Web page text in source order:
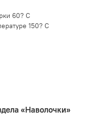
60? C
150? C
«Наволочки»